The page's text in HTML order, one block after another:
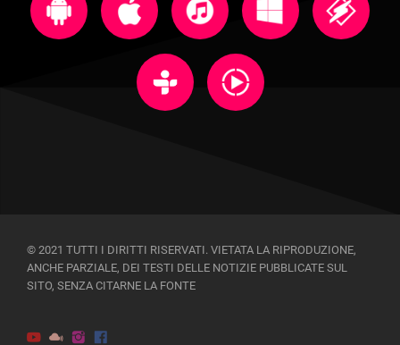
© 2021 TUTTI I DIRITTI RISERVATI. VIETATA LA RIPRODUZIONE,
ANCHE PARZIALE, DEI TESTI DELLE NOTIZIE PUBBLICATE SUL
SITO, SENZA CITARNE LA FONTE